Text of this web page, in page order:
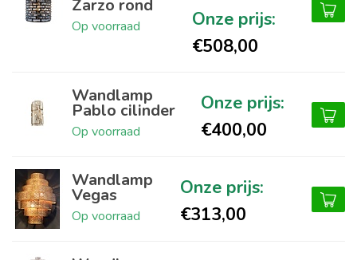
Zarzo rond
Op voorraad
€508,00
Wandlamp
Pablo cilinder
Op voorraad €400,00
Wandlamp
Vegas
Op voorraad €313,00